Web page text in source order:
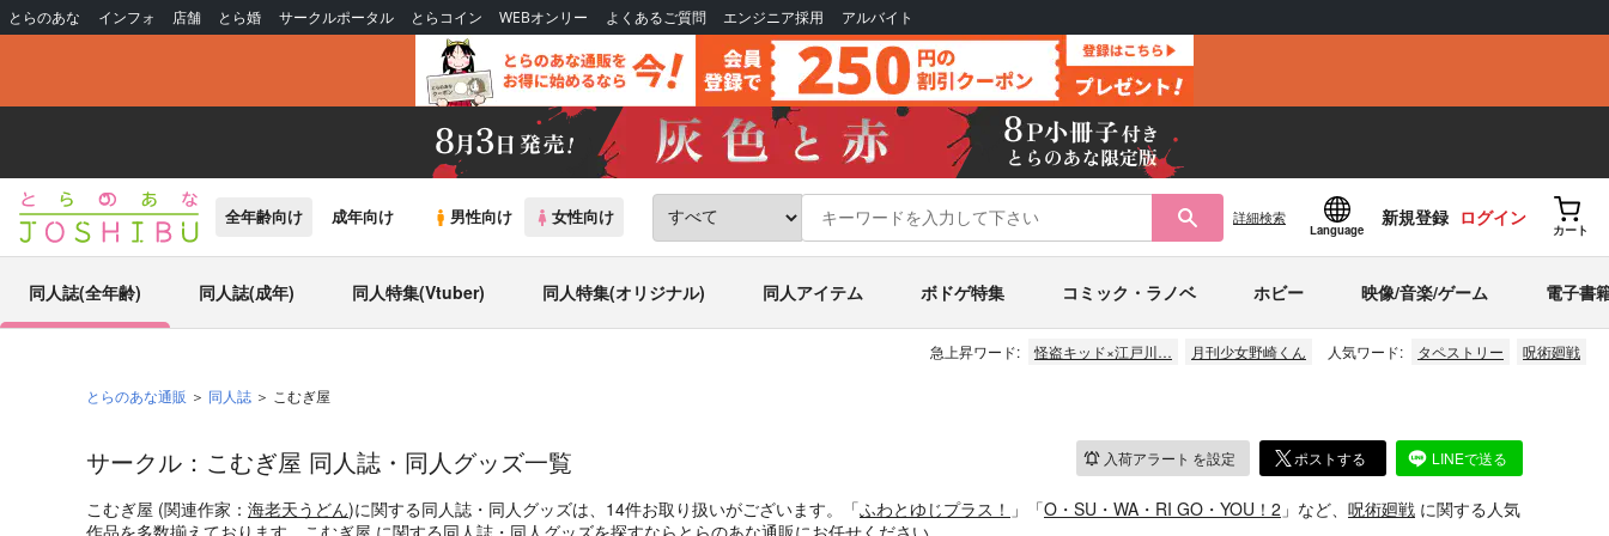
とらのあな インフォ 店舗 とら婚 サークルポータル とらコイン WEBオンリー よくあるご質問 エンジニア採用 アルバイト
全年齢向け 成年向け 男性向け 女性向け 詳細検索
Language
新規登録 ログイン
カート
同人誌(全年齢) 同人誌(成年) 同人特集(Vtuber) 同人特集(オリジナル) 同人アイテム ボドゲ特集 コミック・ラノベ ホビー 映像/音楽/ゲーム 電子書
急上昇ワード: 怪盗キッド×江戸川… 月刊少女野崎くん 人気ワード: タペストリー 呪術廻戦
とらのあな通販 同人誌 こむぎ屋
入荷アラート を設定 ポストする LINEで送る
サークル：こむぎ屋 同人誌・同人グッズ一覧
こむぎ屋 (関連作家： 海老天うどん)に関する同人誌・同人グッズは、14件お取り扱いがございます。「ふわとゆじプラス！ 」「O・SU・WA・RI GO・YOU！2 」など、 呪術廻戦 に関する人気
作品を多数揃えております。こむぎ屋 に関する同人誌・同人グッズを探すならとらのあな通販にお任せください。